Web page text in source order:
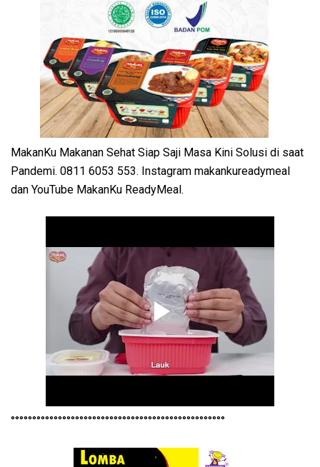
MakanKu Makanan Sehat Siap Saji Masa Kini Solusi di saat
Pandemi. 0811 6053 553. Instagram makankureadymeal
dan YouTube MakanKu ReadyMeal.
°°°°°°°°°°°°°°°°°°°°°°°°°°°°°°°°°°°°°°°°°°°°°°°°°°